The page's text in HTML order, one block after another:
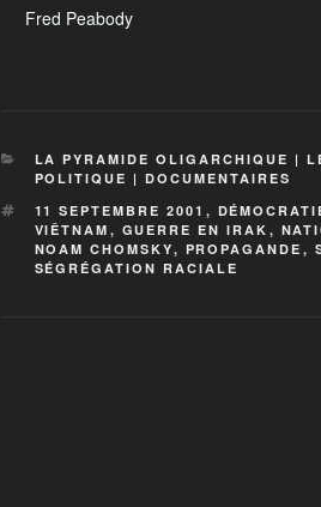
Fred Peabody
LA PYRAMIDE OLIGARCHIQUE |
POLITIQUE | DOCUMENTAIRES
11 SEPTEMBRE 2001 ,
VIÊTNAM , GUERRE EN IRAK ,
NOAM CHOMSKY, PROPAGANDE ,
SÉGRÉGATION RACIALE